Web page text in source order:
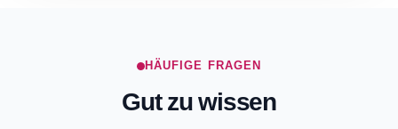
HÄUFIGE FRAGEN
Gut zu wissen